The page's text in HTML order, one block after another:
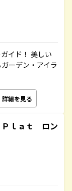
イド！ 美しい
ーデン・アイラ
詳細を見る
ｌａｔ ロン